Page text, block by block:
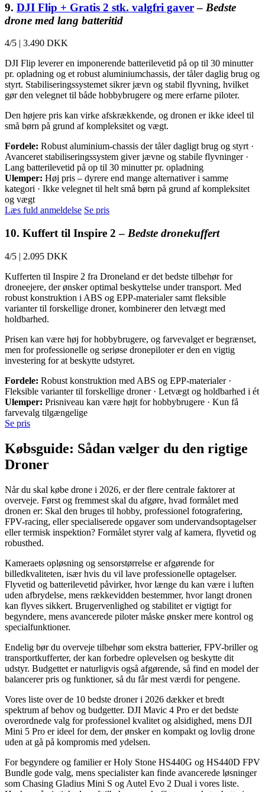
9. DJI Flip + Gratis 2 stk. valgfri gaver– Bedste
drone med lang batteritid
4/5 | 3.490 DKK
DJI Flip leverer en imponerende batterilevetid på op til 30 minutter
pr. opladning og et robust aluminiumchassis, der tåler daglig brug og
styrt. Stabiliseringssystemet sikrer jævn og stabil flyvning, hvilket
gør den velegnet til både hobbybrugere og mere erfarne piloter.
Den højere pris kan virke afskrækkende, og dronen er ikke ideel til
små børn på grund af kompleksitet og vægt.
Fordele: Robust aluminium-chassis der tåler dagligt brug og styrt ·
Avanceret stabiliseringssystem giver jævne og stabile flyvninger ·
Lang batterilevetid på op til 30 minutter pr. opladning
Ulemper: Høj pris – dyrere end mange alternativer i samme
kategori · Ikke velegnet til helt små børn på grund af kompleksitet
og vægt
Læs fuld anmeldelse Se pris
10. Kuffert til Inspire 2 – Bedste dronekuffert
4/5 | 2.095 DKK
Kufferten til Inspire 2 fra Droneland er det bedste tilbehør for
droneejere, der ønsker optimal beskyttelse under transport. Med
robust konstruktion i ABS og EPP-materialer samt fleksible
varianter til forskellige droner, kombinerer den letvægt med
holdbarhed.
Prisen kan være høj for hobbybrugere, og farvevalget er begrænset,
men for professionelle og seriøse dronepiloter er den en vigtig
investering for at beskytte udstyret.
Fordele: Robust konstruktion med ABS og EPP-materialer ·
Fleksible varianter til forskellige droner · Letvægt og holdbarhed i ét
Ulemper: Prisniveau kan være højt for hobbybrugere · Kun få
farvevalg tilgængelige
Se pris
Købsguide: Sådan vælger du den rigtige
Droner
Når du skal købe drone i 2026, er der flere centrale faktorer at
overveje. Først og fremmest skal du afgøre, hvad formålet med
dronen er: Skal den bruges til hobby, professionel fotografering,
FPV-racing, eller specialiserede opgaver som undervandsoptagelser
eller termisk inspektion? Formålet styrer valg af kamera, flyvetid og
robusthed.
Kameraets opløsning og sensorstørrelse er afgørende for
billedkvaliteten, især hvis du vil lave professionelle optagelser.
Flyvetid og batterilevetid påvirker, hvor længe du kan være i luften
uden afbrydelse, mens rækkevidden bestemmer, hvor langt dronen
kan flyves sikkert. Brugervenlighed og stabilitet er vigtigt for
begyndere, mens avancerede piloter måske ønsker mere kontrol og
specialfunktioner.
Endelig bør du overveje tilbehør som ekstra batterier, FPV-briller og
transportkufferter, der kan forbedre oplevelsen og beskytte dit
udstyr. Budgettet er naturligvis også afgørende, så find en model der
balancerer pris og funktioner, så du får mest værdi for pengene.
Vores liste over de 10 bedste droner i 2026 dækker et bredt
spektrum af behov og budgetter. DJI Mavic 4 Pro er det bedste
overordnede valg for professionel kvalitet og alsidighed, mens DJI
Mini 5 Pro er ideel for dem, der ønsker en kompakt og lovlig drone
uden at gå på kompromis med ydelsen.
For begyndere og familier er Holy Stone HS440G og HS440D FPV
Bundle gode valg, mens specialister kan finde avancerede løsninger
som Chasing Gladius Mini S og Autel Evo 2 Dual i vores liste.